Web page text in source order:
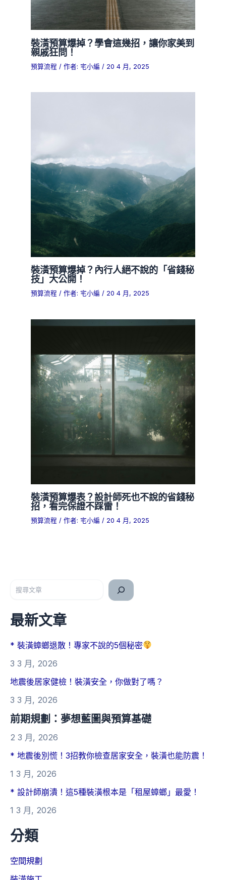
裝潢預算爆掉？學會這幾招，讓你家美到
親戚狂問！
預算流程 / 作者: 宅小編 / 20 4 月, 2025
裝潢預算爆掉？內行人絕不說的「省錢秘
技」大公開！
預算流程 / 作者: 宅小編/ 20 4 月, 2025
裝潢預算爆表？設計師死也不說的省錢秘
招，看完保證不踩雷！
預算流程 / 作者: 宅小編 / 20 4 月, 2025
最新文章
* 裝潢蟑螂退散！專家不說的5個秘密
3 3 月, 2026
地震後居家健檢！裝潢安全，你做對了嗎？
3 3 月, 2026
前期規劃：夢想藍圖與預算基礎
2 3 月, 2026
* 地震後別慌！3招教你檢查居家安全，裝潢也能防震！
1 3 月, 2026
* 設計師崩潰！這5種裝潢根本是「租屋蟑螂」最愛！
1 3 月, 2026
分類
空間規劃